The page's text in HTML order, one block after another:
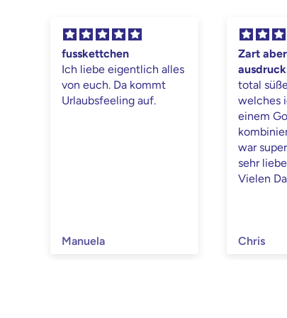
fusskettchen
Ich liebe eigentlich alles
von euch. Da kommt
Urlaubsfeeling auf.
Manuela
Zart aber
total
welches
einem
war
sehr
Vielen
Chris